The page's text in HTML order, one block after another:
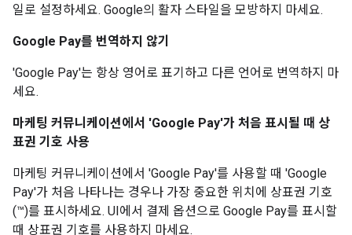
일로 설정하세요. Google의 활자 스타일을 모방하지 마세요.
Google Pay를 번역하지 않기
'Google Pay'는 항상 영어로 표기하고 다른 언어로 번역하지 마
세요.
마케팅 커뮤니케이션에서 'Google Pay'가 처음 표시될 때 상
표권 기호 사용
마케팅 커뮤니케이션에서 'Google Pay'를 사용할 때 'Google
Pay'가 처음 나타나는 경우나 가장 중요한 위치에 상표권 기호
(™)를 표시하세요. UI에서 결제 옵션으로 Google Pay를 표시할
때 상표권 기호를 사용하지 마세요.